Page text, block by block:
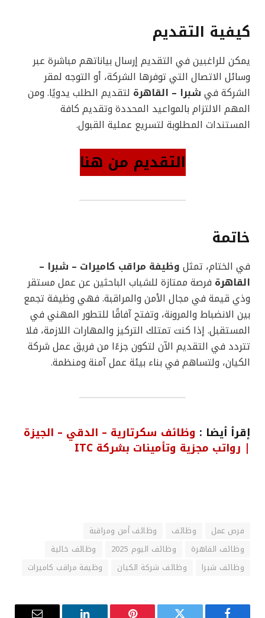
كيفية التقديم
يمكن للراغبين في التقديم إرسال بياناتهم مباشرة عبر
وسائل الاتصال التي توفرها الشركة، أو التوجه لمقر
الشركة في شبرا – القاهرة لتقديم الطلب يدويًا. ومن
المهم الالتزام بالمواعيد المحددة وتقديم كافة
المستندات المطلوبة لتسريع عملية القبول.
التقديم من هنا
خاتمة
في الختام، تمثل وظيفة مراقب كاميرات – شبرا –
القاهرة فرصة ممتازة للشباب الباحثين عن عمل مستقر
وذي قيمة في مجال الأمن والمراقبة. فهي وظيفة تجمع
بين الانضباط والمرونة، وتفتح آفاقًا للتطور المهني في
المستقبل. إذا كنت تمتلك التركيز والمهارات اللازمة، فلا
تتردد في التقديم الآن لتكون جزءًا من فريق عمل شركة
الكيان، ولتساهم في بناء بيئة عمل آمنة ومنظمة.
إقرأ أيضا : وظائف سكرتارية – الدقي – الجيزة
| رواتب مجزية وتأمينات بشركة ITC
فرص عمل وظائف
وظائف أمن ومراقبة
وظائف القاهرة
وظائف اليوم 2025
وظائف خالية
وظائف شبرا
وظائف شركة الكيان وظيفة مراقب كاميرات